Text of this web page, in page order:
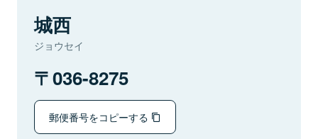
城西
ジョウセイ
036-8275
郵便番号をコピーする